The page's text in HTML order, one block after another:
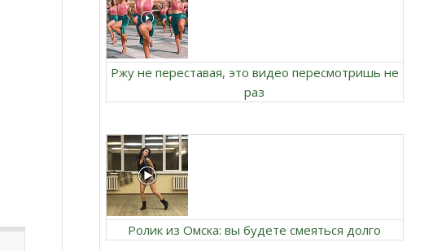
Ржу не переставая, это видео пересмотришь не
раз
Ролик из Омска: вы будете смеяться долго